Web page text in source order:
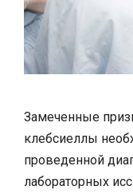
Замеченные
клебсиеллы
проведенной
лабораторных